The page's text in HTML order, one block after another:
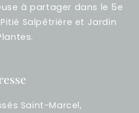
à partager dans le 5e
Salpêtrière et Jardin
Saint-Marcel,